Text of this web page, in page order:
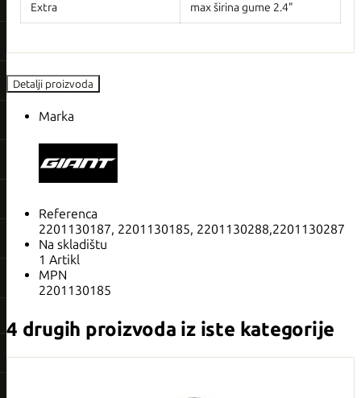
Extra max širina gume 2.4"
Detalji proizvoda
Marka
Referenca
2201130187, 2201130185, 2201130288,2201130287
Na skladištu
1 Artikl
MPN
2201130185
4 drugih proizvoda iz iste kategorije